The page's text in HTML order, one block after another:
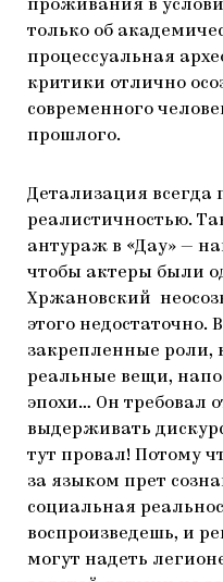
проживания в
только об
процессуальная
критики отлично
современного
прошлого.
Детализация всегда
реалистичностью.
антураж в «Дау» —
чтобы актеры были
Хржановский
этого недостаточно.
закрепленные роли,
реальные вещи,
эпохи… Он требовал
выдерживать
тут провал! Потому
за языком прет
социальная
воспроизведешь, и
могут надеть